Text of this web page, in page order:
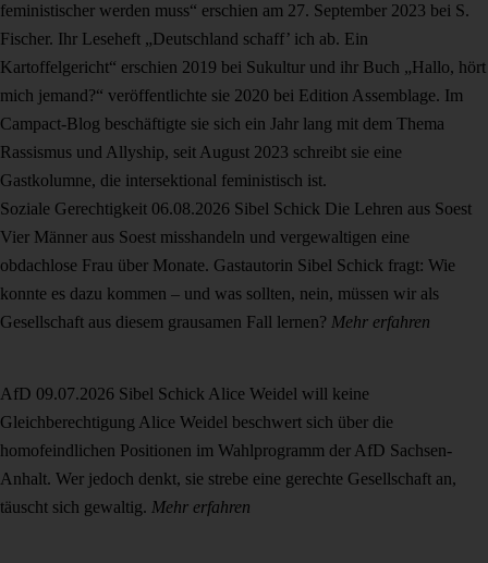
feministischer werden muss“ erschien am 27. September 2023 bei S.
Fischer. Ihr Leseheft „Deutschland schaff’ ich ab. Ein
Kartoffelgericht“ erschien 2019 bei Sukultur und ihr Buch „Hallo, hört
mich jemand?“ veröffentlichte sie 2020 bei Edition Assemblage. Im
Campact-Blog beschäftigte sie sich ein Jahr lang mit dem Thema
Rassismus und Allyship, seit August 2023 schreibt sie eine
Gastkolumne, die intersektional feministisch ist.
Soziale Gerechtigkeit 06.08.2026 Sibel Schick Die Lehren aus Soest
Vier Männer aus Soest misshandeln und vergewaltigen eine
obdachlose Frau über Monate. Gastautorin Sibel Schick fragt: Wie
konnte es dazu kommen – und was sollten, nein, müssen wir als
Gesellschaft aus diesem grausamen Fall lernen? Mehr erfahren
AfD 09.07.2026 Sibel Schick Alice Weidel will keine
Gleichberechtigung Alice Weidel beschwert sich über die
homofeindlichen Positionen im Wahlprogramm der AfD Sachsen-
Anhalt. Wer jedoch denkt, sie strebe eine gerechte Gesellschaft an,
täuscht sich gewaltig. Mehr erfahren